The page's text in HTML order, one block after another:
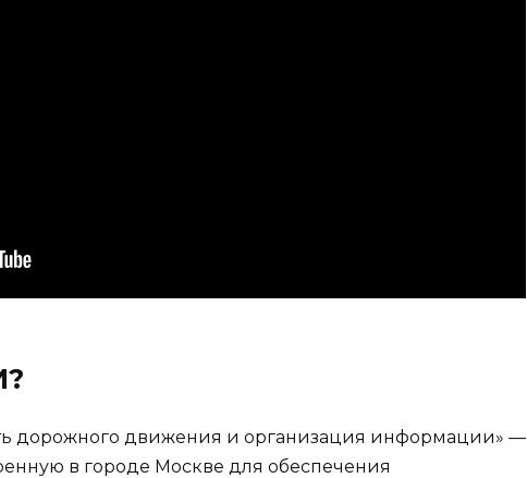
дорожного движения и организация информации» —
в городе Москве для обеспечения